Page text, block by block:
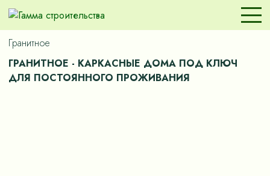
Гранитное
ГРАНИТНОЕ - КАРКАСНЫЕ ДОМА ПОД КЛЮЧ
ДЛЯ ПОСТОЯННОГО ПРОЖИВАНИЯ